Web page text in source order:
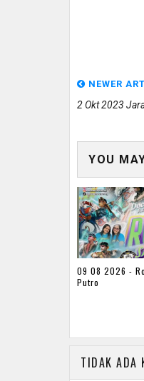
NEWER
2 Okt 2023
YOU
09 08 2026 -
Putro
TIDAK ADA